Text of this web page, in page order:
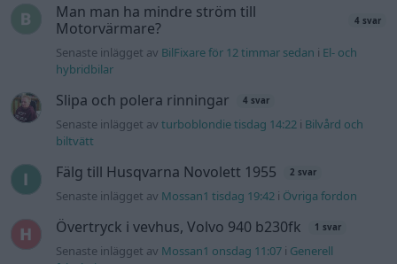
Man man ha mindre ström till
Motorvärmare?
4 svar
Senaste inlägget av BilFixare för 12 timmar sedan i El- och
hybridbilar
Slipa och polera rinningar 4 svar
Senaste inlägget avturboblondie tisdag 14:22 i Bilvård och
biltvätt
Fälg till Husqvarna Novolett 1955 2 svar
Senaste inlägget av Mossan1 tisdag 19:42 i Övriga fordon
Övertryck i vevhus, Volvo 940 b230fk 1 svar
Senaste inlägget av Mossan1 onsdag 11:07 i Generell